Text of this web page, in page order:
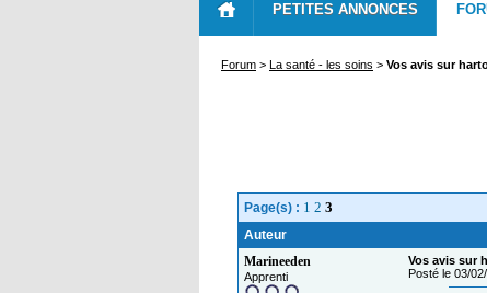
PETITES ANNONCES
Forum > La santé - les soins > Vos avis sur
Page(s) : 1 2 3
Auteur
Marineeden
Apprenti
Vos avis sur
Posté le 03/